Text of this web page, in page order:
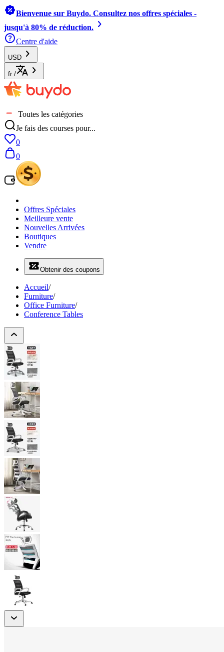
Bienvenue sur Buydo. Consultez nos offres spéciales -
jusqu'à 80% de réduction.
Centre d'aide
USD
fr /
Toutes les catégories
Je fais des courses pour...
0
0
Offres Spéciales
Meilleure vente
Nouvelles Arrivées
Boutiques
Vendre
Obtenir des coupons
Accueil/
Furniture/
Office Furniture/
Conference Tables